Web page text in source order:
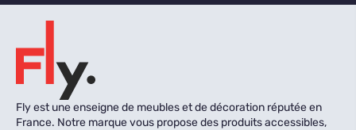
Fly est une enseigne de meubles et de décoration réputée en
France. Notre marque vous propose des produits accessibles,